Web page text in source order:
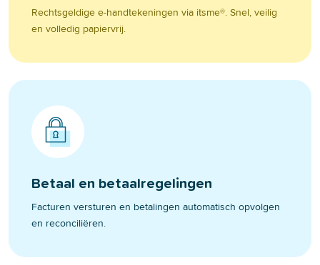
Rechtsgeldige e-handtekeningen via itsme®. Snel, veilig
en volledig papiervrij.
Betaal en betaalregelingen
Facturen versturen en betalingen automatisch opvolgen
en reconciliëren.